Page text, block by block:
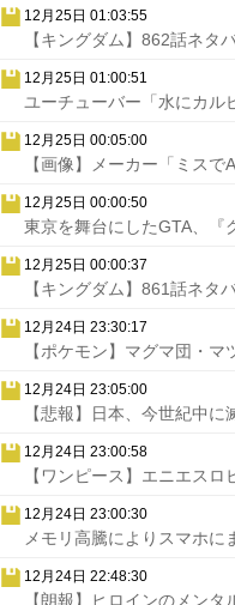
12月25日 01:03:55
【キングダム】862話ネタ
12月25日 01:00:51
ユーチューバー「水にカル
12月25日 00:05:00
【画像】メーカー「ミスで
12月25日 00:00:50
東京を舞台にしたGTA、『
12月25日 00:00:37
【キングダム】861話ネタ
12月24日 23:30:17
【ポケモン】マグマ団・マ
12月24日 23:05:00
【悲報】日本、今世紀中に
12月24日 23:00:58
【ワンピース】エニエスロ
12月24日 23:00:30
メモリ高騰によりスマホに
12月24日 22:48:30
【朗報】ヒロインのメンタ